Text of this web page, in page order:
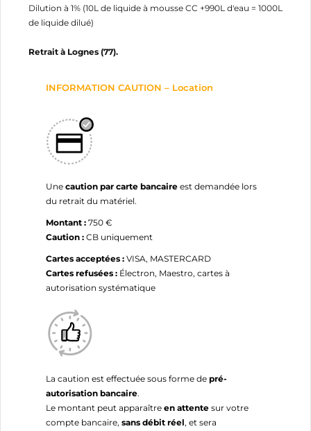
Dilution à 1% (10L de liquide à mousse CC +990L d'eau = 1000L
de liquide dilué)
Retrait à Lognes (77).
INFORMATION CAUTION – Location
Une caution par carte bancaire est demandée lors
du retrait du matériel.
Montant : 750 €
Caution : CB uniquement
Cartes acceptées : VISA, MASTERCARD
Cartes refusées : Électron, Maestro, cartes à
autorisation systématique
La caution est effectuée sous forme de pré-
autorisation bancaire.
Le montant peut apparaître en attente sur votre
compte bancaire, sans débit réel, et sera